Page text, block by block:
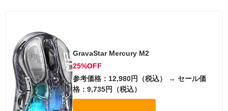
GravaStar Mercury M2
25%OFF
参考価格：12,980円（税込） → セール価
格：9,735円（税込）